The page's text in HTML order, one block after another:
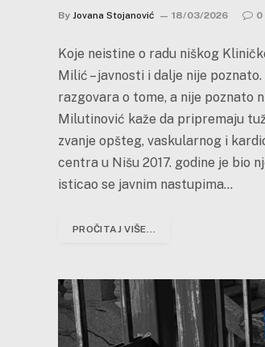
By Jovana Stojanović 18/03/2026 0
Koje neistine o radu niškog
Milić – javnosti i dalje nije
razgovara o tome, a nije poznato
Milutinović kaže da pripremaju
zvanje opšteg, vaskularnog i
centra u Nišu 2017. godine je bio
isticao se javnim nastupima…
PROČITAJ VIŠE...